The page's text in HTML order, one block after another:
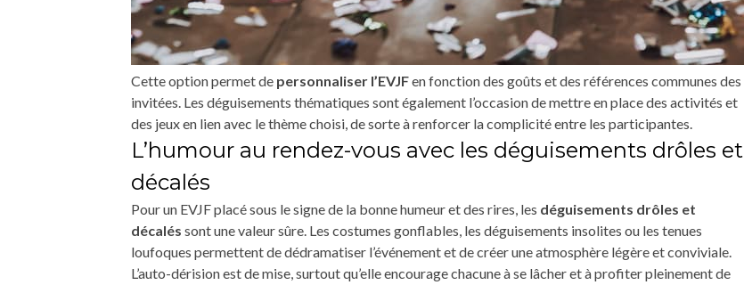
Cette option permet de personnaliser l’EVJFen fonction des goûts et des références communes des
invitées. Les déguisements thématiques sont également l’occasion de mettre en place des activités et
des jeux en lien avec le thème choisi, de sorte à renforcer la complicité entre les participantes.
L’humour au rendez-vous avec les déguisements drôles et
décalés
Pour un EVJF placé sous le signe de la bonne humeur et des rires, les déguisements drôles et
décalés sont une valeur sûre. Les costumes gonflables, les déguisements insolites ou les tenues
loufoques permettent de dédramatiser l’événement et de créer une atmosphère légère et conviviale.
L’auto-dérision est de mise, surtout qu’elle encourage chacune à se lâcher et à profiter pleinement de